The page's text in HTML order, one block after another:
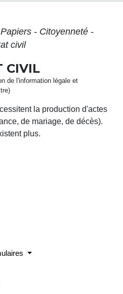
Papiers - Citoyenneté -
civil
CIVIL
de l'information légale et
la production d'actes
de mariage, de décès).
plus.